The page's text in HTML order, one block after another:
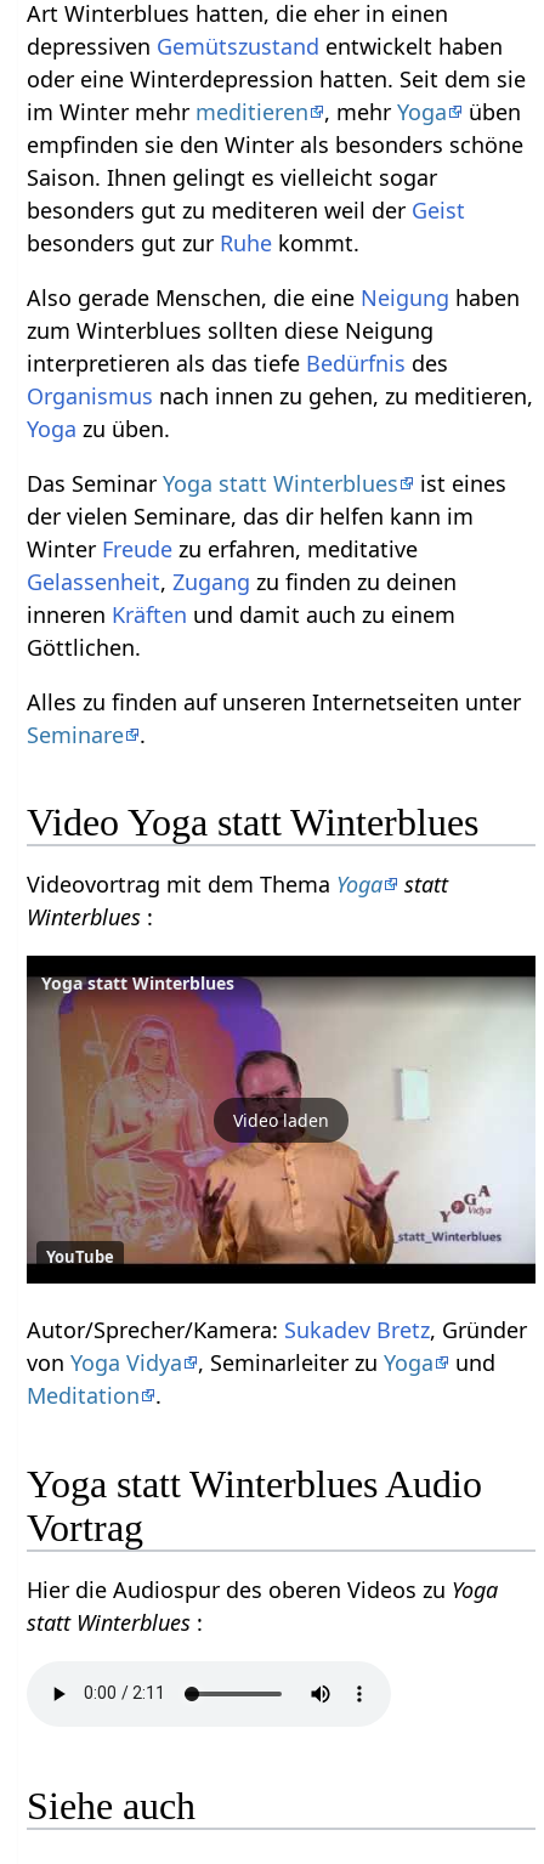
Art Winterblues hatten, die eher in einen
depressiven Gemütszustand entwickelt haben
oder eine Winterdepression hatten. Seit dem sie
im Winter mehr meditieren , mehrYoga
üben
empfinden sie den Winter als besonders schöne
Saison. Ihnen gelingt es vielleicht sogar
besonders gut zu mediteren weil der Geist
besonders gut zur Ruhe kommt.
Also gerade Menschen, die eine Neigung haben
zum Winterblues sollten diese Neigung
interpretieren als das tiefe Bedürfnis des
Organismus nach innen zu gehen, zu meditieren,
Yoga zu üben.
Das SeminarYoga statt Winterblues
ist eines
der vielen Seminare, das dir helfen kann im
Winter Freude zu erfahren, meditative
Gelassenheit,Zugang zu finden zu deinen
inneren Kräften und damit auch zu einem
Göttlichen.
Alles zu finden auf unseren Internetseiten unter
Seminare .
Video Yoga statt Winterblues
Videovortrag mit dem Thema Yoga
statt
Winterblues :
Yoga statt Winterblues
Video laden
YouTube
Autor/Sprecher/Kamera: Sukadev Bretz, Gründer
vonYoga Vidya , Seminarleiter zuYoga
und
Meditation
.
Yoga statt Winterblues Audio
Vortrag
Hier die Audiospur des oberen Videos zu Yoga
statt Winterblues :
Siehe auch